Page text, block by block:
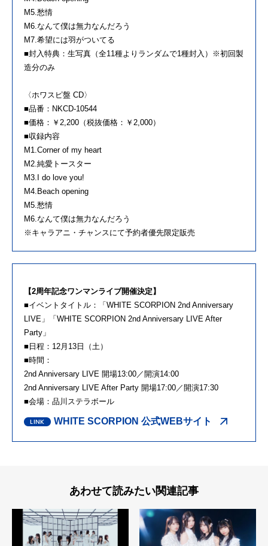
M5.愁情
M6.なんて僕は無力なんだろう
M7.希望には羽がついてる
■封入特典：生写真（全11種よりランダムで1種封入）※初回製
造分のみ
〈ホワスピ盤 CD〉
■品番：NKCD-10544
■価格：￥2,200（税抜価格：￥2,000）
■収録内容
M1.Corner of my heart
M2.純愛トースター
M3.I do love you!
M4.Beach opening
M5.愁情
M6.なんて僕は無力なんだろう
※キャラアニ・チャンスにて予約者優先限定販売
【2周年記念ワンマンライブ開催決定】
■イベントタイトル：「WHITE SCORPION 2nd Anniversary
LIVE」「WHITE SCORPION 2nd Anniversary LIVE After
Party」
■日程：12月13日（土）
■時間：
2nd Anniversary LIVE 開場13:00／開演14:00
2nd Anniversary LIVE After Party 開場17:00／開演17:30
■会場：品川ステラボール
WHITE SCORPION 公式WEBサイト
あわせて読みたい関連記事